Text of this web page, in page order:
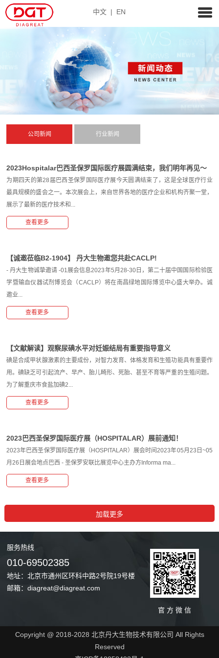
中文 | EN
公司新闻 行业新闻
2023Hospitalar巴西圣保罗国际医疗展圆满结束，我们明年再见～
为期四天的第28届巴西圣保罗国际医疗展今天圆满结束了，这是全球医疗行业
最具规模的盛会之一。本次展会上，来自世界各地的医疗企业和机构齐聚一堂，
展示了最新的医疗技术和...
查看更多
【诚邀莅临B2-1904】 丹大生物邀您共赴CACLP!
- 丹大生物诚挚邀请 -01展会信息2023年5月28-30日，第二十届中国国际检验医
学暨输血仪器试剂博览会（CACLP）将在南昌绿地国际博览中心盛大举办。诚
邀业...
查看更多
【文献解读】观察尿碘水平对妊娠结局有重要指导意义
碘是合成甲状腺激素的主要成份，对智力发育、体格发育和生殖功能具有重要作
用。碘缺乏可引起流产、早产、胎儿畸形、死胎、甚至不育等严重的生殖问题。
为了解重庆市食盐加碘2...
查看更多
2023巴西圣保罗国际医疗展（HOSPITALAR）展前通知！
2023年巴西圣保罗国际医疗展（HOSPITALAR）展会时间2023年05月23日~05
月26日展会地点巴西 - 圣保罗安联比展览中心主办方Informa ma...
查看更多
服务热线
010-69502385
地址：北京市通州区环科中路2号院19号楼
邮箱：diagreat@diagreat.com
官 方 微 信
Copyright @ 2018-2028 北京丹大生物技术有限公司 All Rights
Reserved